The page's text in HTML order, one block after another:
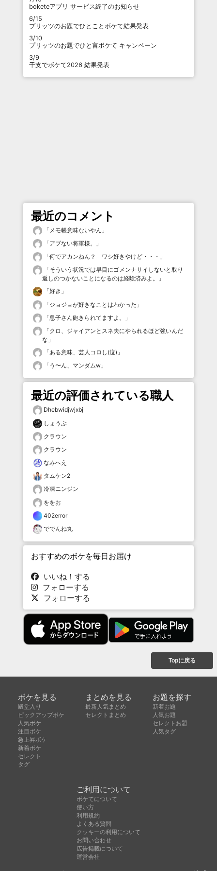
boketeアプリ サービス終了のお知らせ
6/15
プリッツのお題でひとことボケて結果発表
3/10
プリッツのお題でひと言ボケて キャンペーン
3/9
干支でボケて2026 結果発表
最近のコメント
「 メモ帳意味ないやん 」
「アブない将軍様。
」
「何でアカンねん？ ワシ好きやけど・・・ 」
「そういう状況では早目にゴメンナサイしないと取り
返しのつかないことになるのは経験済みよ。
」
「好き 」
「ジョジョが好きなことはわかった 」
「息子さん飽きられてますよ。
」
「クロ、ジャイアンとスネ夫にやられるほど強いんだ
な 」
「ある意味、芸人コロし(泣) 」
「 う〜ん、マンダムw 」
最近の評価されている職人
Dhebwidjwjxbj
しょうぶ
クラウン
クラウン
なみへえ
タムケン2
冷凍ニンジン
ををお
402error
ででんね丸
おすすめのボケを毎日お届け
いいね！する
フォローする
フォローする
Topに戻る
ボケを見る
殿堂入り
ピックアップボケ
人気ボケ
注目ボケ
急上昇ボケ
新着ボケ
セレクト
タグ
まとめを見る
最新人気まとめ
セレクトまとめ
お題を探す
新着お題
人気お題
セレクトお題
人気タグ
ご利用について
ボケてについて
使い方
利用規約
よくある質問
クッキーの利用について
お問い合わせ
広告掲載について
運営会社